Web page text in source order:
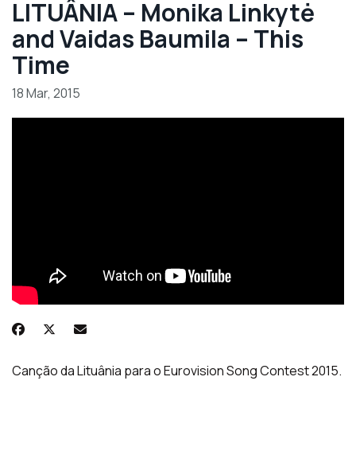
LITUÂNIA – Monika Linkytė
and Vaidas Baumila – This
Time
18 Mar, 2015
Canção da Lituânia para o Eurovision Song Contest 2015.